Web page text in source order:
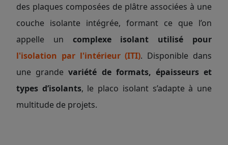
des plaques composées de plâtre associées à une
couche isolante intégrée, formant ce que l’on
appelle un complexe isolant utilisé pour
l'isolation par l'intérieur (ITI). Disponible dans
une grandevariété de formats, épaisseurs et
types d’isolants, le placo isolant s’adapte à une
multitude de projets.